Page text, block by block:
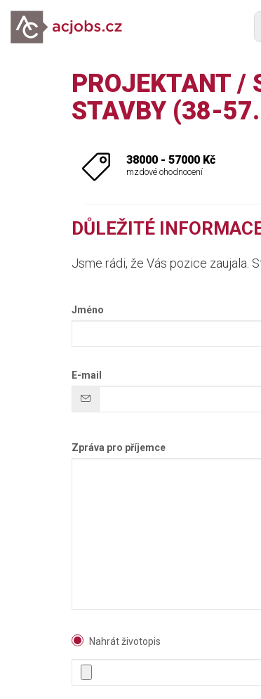
PROJEKTANT /
STAVBY (38-
38000 - 57000 Kč
mzdové ohodnocení
DŮLEŽITÉ
Jsme rádi, že Vás pozice zaujala.
Jméno
E-mail
Zpráva pro příjemce
Nahrát životopis